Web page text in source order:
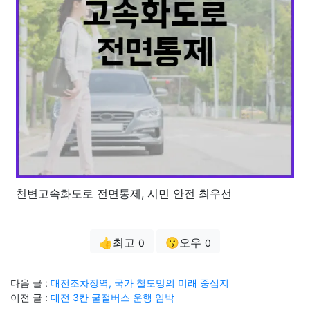
천변고속화도로 전면통제, 시민 안전 최우선
👍최고 0 😗오우 0
다음 글 : 대전조차장역, 국가 철도망의 미래 중심지
이전 글 : 대전 3칸 굴절버스 운행 임박